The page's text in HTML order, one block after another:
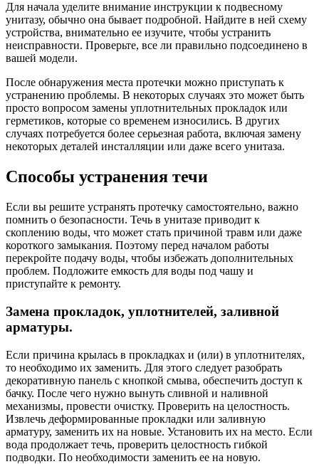
Для начала уделите внимание инструкции к подвесному
унитазу, обычно она бывает подробной. Найдите в ней схему
устройства, внимательно ее изучите, чтобы устранить
неисправности. Проверьте, все ли правильно подсоединено в
вашей модели.
После обнаружения места протечки можно приступать к
устранению проблемы. В некоторых случаях это может быть
просто вопросом замены уплотнительных прокладок или
герметиков, которые со временем износились. В других
случаях потребуется более серьезная работа, включая замену
некоторых деталей инсталляции или даже всего унитаза.
Способы устранения течи
Если вы решите устранять протечку самостоятельно, важно
помнить о безопасности. Течь в унитазе приводит к
скоплению воды, что может стать причиной травм или даже
короткого замыкания. Поэтому перед началом работы
перекройте подачу воды, чтобы избежать дополнительных
проблем. Подложите емкость для воды под чашу и
приступайте к ремонту.
Замена прокладок, уплотнителей, заливной
арматуры.
Если причина крылась в прокладках и (или) в уплотнителях,
то необходимо их заменить. Для этого следует разобрать
декоративную панель с кнопкой смыва, обеспечить доступ к
бачку. После чего нужно вынуть сливной и наливной
механизмы, провести очистку. Проверить на целостность.
Извлечь деформированные прокладки или заливную
арматуру, заменить их на новые. Установить их на место. Если
вода продолжает течь, проверить целостность гибкой
подводки. По необходимости заменить ее на новую.